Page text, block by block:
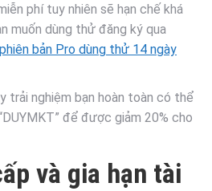
phí tuy nhiên sẽ hạn chế khá
muốn dùng thử đăng ký qua
bản Pro dùng thử 14 ngày
trải nghiệm bạn hoàn toàn có thể
để được giảm 20% cho
và gia hạn tài